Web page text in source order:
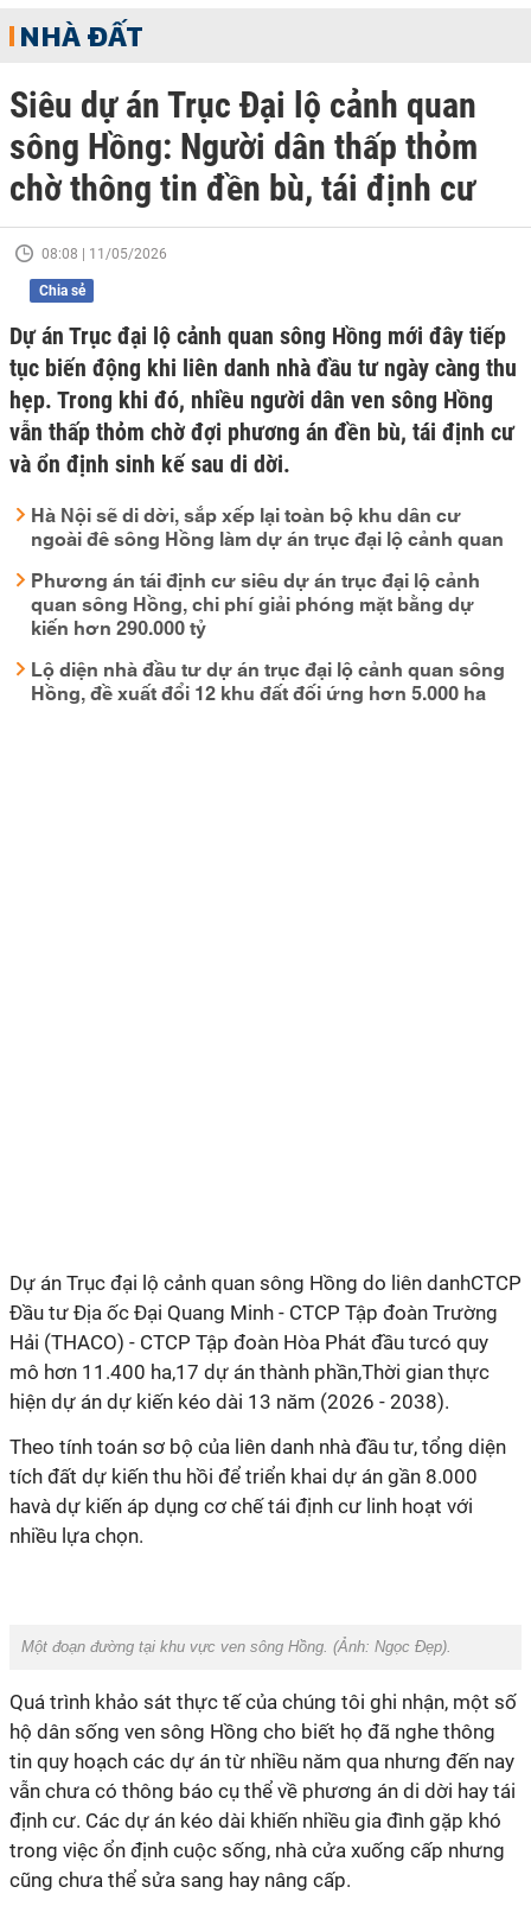
NHÀ ĐẤT
Siêu dự án Trục Đại lộ cảnh quan
sông Hồng: Người dân thấp thỏm
chờ thông tin đền bù, tái định cư
08:08 | 11/05/2026
Chia sẻ
Dự án Trục đại lộ cảnh quan sông Hồng mới đây tiếp
tục biến động khi liên danh nhà đầu tư ngày càng thu
hẹp. Trong khi đó, nhiều người dân ven sông Hồng
vẫn thấp thỏm chờ đợi phương án đền bù, tái định cư
và ổn định sinh kế sau di dời.
Hà Nội sẽ di dời, sắp xếp lại toàn bộ khu dân cư
ngoài đê sông Hồng làm dự án trục đại lộ cảnh quan
Phương án tái định cư siêu dự án trục đại lộ cảnh
quan sông Hồng, chi phí giải phóng mặt bằng dự
kiến hơn 290.000 tỷ
Lộ diện nhà đầu tư dự án trục đại lộ cảnh quan sông
Hồng, đề xuất đổi 12 khu đất đối ứng hơn 5.000 ha
Dự án Trục đại lộ cảnh quan sông Hồng do liên danhCTCP
Đầu tư Địa ốc Đại Quang Minh - CTCP Tập đoàn Trường
Hải (THACO) - CTCP Tập đoàn Hòa Phát đầu tưcó quy
mô hơn 11.400 ha,17 dự án thành phần,Thời gian thực
hiện dự án dự kiến kéo dài 13 năm (2026 - 2038).
Theo tính toán sơ bộ của liên danh nhà đầu tư, tổng diện
tích đất dự kiến thu hồi để triển khai dự án gần 8.000
havà dự kiến áp dụng cơ chế tái định cư linh hoạt với
nhiều lựa chọn.
Một đoạn đường tại khu vực ven sông Hồng. (Ảnh: Ngọc Đẹp).
Quá trình khảo sát thực tế của chúng tôi ghi nhận, một số
hộ dân sống ven sông Hồng cho biết họ đã nghe thông
tin quy hoạch các dự án từ nhiều năm qua nhưng đến nay
vẫn chưa có thông báo cụ thể về phương án di dời hay tái
định cư. Các dự án kéo dài khiến nhiều gia đình gặp khó
trong việc ổn định cuộc sống, nhà cửa xuống cấp nhưng
cũng chưa thể sửa sang hay nâng cấp.